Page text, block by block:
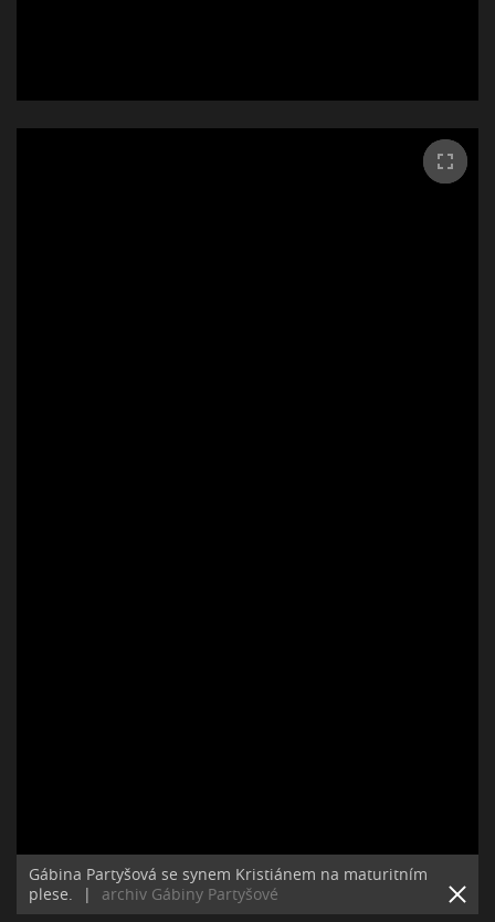
Gábina Partyšová se synem Kristiánem na maturitním
plese.
| archiv Gábiny Partyšové